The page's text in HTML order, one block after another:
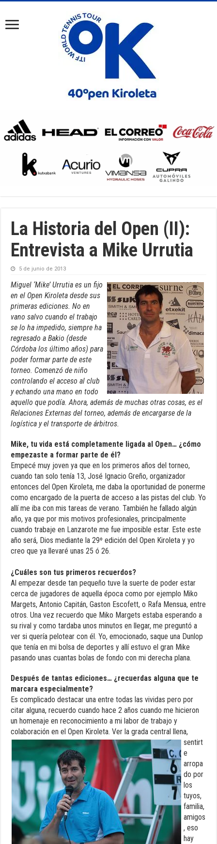
La Historia del Open (II):
Entrevista a Mike Urrutia
5 de junio de 2013
Miguel ‘Mike’ Urrutia es un fijo
en el Open Kiroleta desde sus
primeras ediciones. No en
vano salvo cuando el trabajo
se lo ha impedido, siempre ha
regresado a Bakio (desde
Córdoba los último años) para
poder formar parte de este
torneo. Comenzó de niño
controlando el acceso al club
y echando una mano en todo
aquello que podía. Ahora, además de muchas otras cosas, es el
Relaciones Externas del torneo, además de encargarse de la
logística y el transporte de árbitros.
Mike, tu vida está completamente ligada al Open… ¿cómo
empezaste a formar parte de él?
Empecé muy joven ya que en los primeros años del torneo,
cuando tan solo tenía 13, José Ignacio Greño, organizador
entonces del Open Kiroleta, me daba la oportunidad de ponerme
como encargado de la puerta de acceso a las pistas del club. Yo
allí me iba con mis tareas de verano. También he fallado algún
año, ya que por mis motivos profesionales, principalmente
cuando trabaje en Lanzarote me fue imposible estar. Este este
año será, Dios mediante la 29º edición del Open Kiroleta y yo
creo que ya llevaré unas 25 ó 26.
¿Cuáles son tus primeros recuerdos?
Al empezar desde tan pequeño tuve la suerte de poder estar
cerca de jugadores de aquella época como por ejemplo Miko
Margets, Antonio Capitán, Gaston Escofett, o Rafa Mensua, entre
otros. Una vez recuerdo que Miko Margets estaba esperando a
su rival y como tardaba unos minutos en llegar, me preguntó a
ver si quería pelotear con él. Yo, emocionado, saque una Dunlop
que tenía en mi bolsa de deportes y allí estuvo el gran Mike
pasando unas cuantas bolas de fondo con mi derecha plana.
Después de tantas ediciones… ¿recuerdas alguna que te
marcara especialmente?
Es complicado destacar una entre todas las vividas pero por
citar alguna, recuerdo cuando hace 2 años cuando me hicieron
un homenaje en reconocimiento a mi labor de trabajo y
colaboración en el Open Kiroleta. Ver la grada central llena,
sentirt
e
arropa
do por
los
tuyos,
familia,
amigos
, eso
hay